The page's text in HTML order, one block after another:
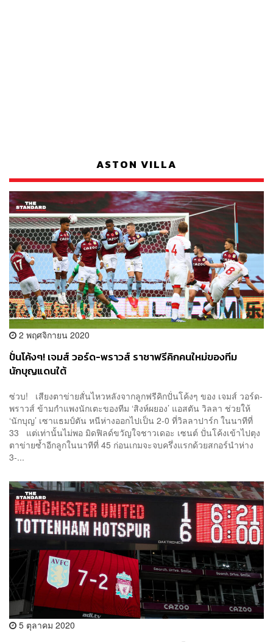
ASTON VILLA
2 พฤศจิกายน 2020
ปั่นโค้งๆ! เจมส์ วอร์ด-พราวส์ ราชาฟรีคิกคนใหม่ของทีม
นักบุญแดนใต้
ซ่วบ! เสียงตาข่ายสั่นไหวหลังจากลูกฟรีคิกปั่นโค้งๆ ของ เจมส์ วอร์ด-
พราวส์ ข้ามกำแพงนักเตะของทีม ‘สิงห์ผยอง’ แอสตัน วิลลา ช่วยให้
‘นักบุญ’ เซาแธมป์ตัน หนีห่างออกไปเป็น 2-0 ที่วิลลาปาร์ก ในนาทีที่
33 แต่เท่านั้นไม่พอ มิดฟิลด์ขวัญใจชาวเดอะ เซนต์ ปั่นโค้งเข้าไปตุง
ตาข่ายซ้ำอีกลูกในนาทีที่ 45 ก่อนเกมจะจบครึ่งแรกด้วยสกอร์นำห่าง
3-...
5 ตุลาคม 2020